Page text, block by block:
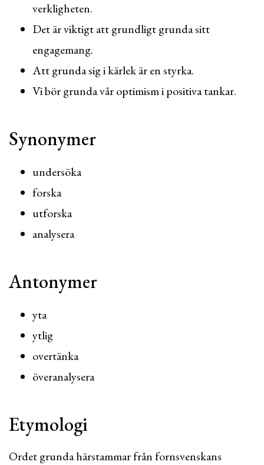
verkligheten.
Det är viktigt att grundligt grunda sitt
engagemang.
Att grunda sig i kärlek är en styrka.
Vi bör grunda vår optimism i positiva tankar.
Synonymer
undersöka
forska
utforska
analysera
Antonymer
yta
ytlig
overtänka
överanalysera
Etymologi
Ordet grunda härstammar från fornsvenskans